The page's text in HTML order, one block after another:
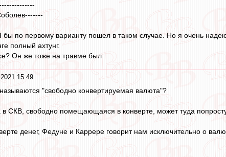
по первому варианту пошел в таком случае. Но я очень
полный ахтунг.
Он же тоже на травме был
15:49
"свободно конвертируемая валюта"?
СКВ, свободно помещающаяся в конверте, может туда попросту
денег, Федуне и Каррере говорит нам исключительно о